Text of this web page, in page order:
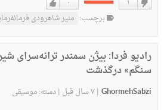
دوست
۰ ۱
برچسب: منیر شاهرودی
رادیو فردا:بیژن سمندر ترانه‌سرای
سنگم» درگذشت
GhormehSabzi
|۷ سال قبل | دسته:موسیقی